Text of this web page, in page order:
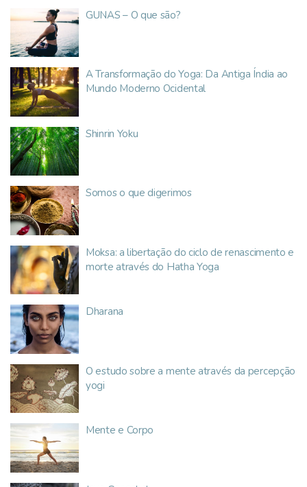
GUNAS – O que são?
A Transformação do Yoga: Da Antiga Índia ao
Mundo Moderno Ocidental
Shinrin Yoku
Somos o que digerimos
Moksa: a libertação do ciclo de renascimento e
morte através do Hatha Yoga
Dharana
O estudo sobre a mente através da percepção
yogi
Mente e Corpo